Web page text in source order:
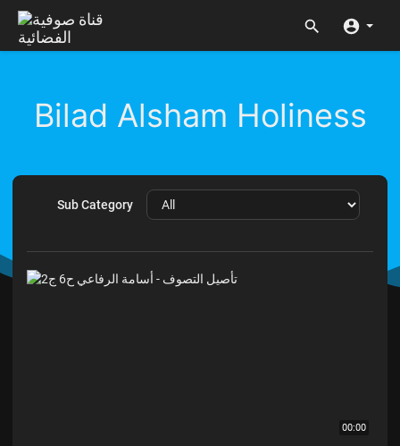
Bilad Alsham Holiness
Sub Category
00:00